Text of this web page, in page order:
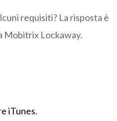
requisiti? La risposta è
Mobitrix Lockaway.
iTunes.